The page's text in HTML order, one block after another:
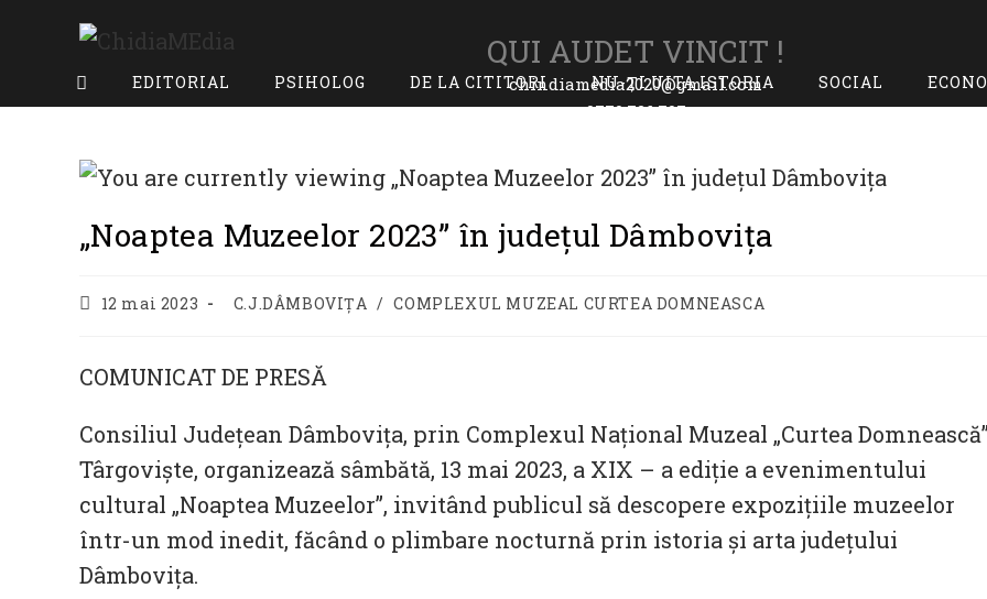
QUI AUDET VINCIT !
chindiamedia2020@gmail.com
0770.726.797
EDITORIAL PSIHOLOG DE LA CITITORI NU-ȚI UITA ISTORIA SOCIAL
„Noaptea Muzeelor 2023” în judeţul Dâmboviţa
Post12 mai 2023
Post
C.J.DÂMBOVIȚA / COMPLEXUL MUZEAL CURTEA DOMNEASCA
COMUNICAT DE PRESĂ
Consiliul Județean Dâmbovița, prin Complexul Național Muzeal „Curtea Domnească”
Târgoviște, organizează sâmbătă, 13 mai 2023, a XIX – a ediţie a evenimentului
cultural „Noaptea Muzeelor”, invitând publicul să descopere expozițiile muzeelor
într-un mod inedit, făcând o plimbare nocturnă prin istoria și arta judeţului
Dâmboviţa.